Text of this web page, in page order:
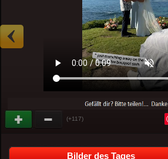
(+117)
Bilder des Tages